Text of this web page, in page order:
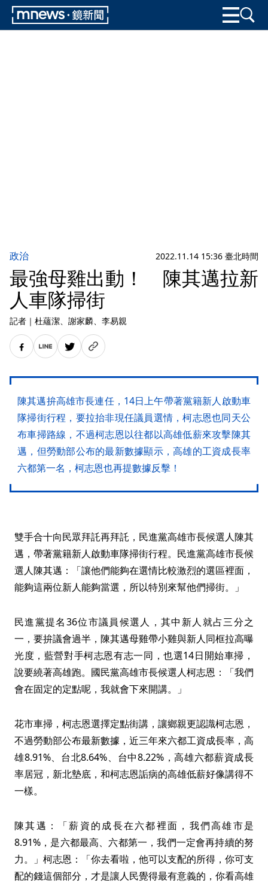
政治 2022.11.14 15:36 臺北時間
最強母雞出動！ 陳其邁拉新
人車隊掃街
記者 ｜ 杜蘊潔、謝家麟、李易親
陳其邁拚高雄市長連任，14日上午帶著黨籍新人啟動車
隊掃街行程，要拉抬非現任議員選情，柯志恩也同天公
布車掃路線，不過柯志恩以往都以高雄低薪來攻擊陳其
邁，但勞動部公布的最新數據顯示，高雄的工資成長率
六都第一名，柯志恩也再提數據反擊！
雙手合十向民眾拜託再拜託，民進黨高雄市長候選人陳其
邁，帶著黨籍新人啟動車隊掃街行程。民進黨高雄市長候
選人陳其邁：「讓他們能夠在選情比較激烈的選區裡面，
能夠這兩位新人能夠當選，所以特別來幫他們掃街。」
民進黨提名36位市議員候選人，其中新人就占三分之
一，要拚議會過半，陳其邁母雞帶小雞與新人同框拉高曝
光度，藍營對手柯志恩有志一同，也選14日開始車掃，
說要繞著高雄跑。國民黨高雄市長候選人柯志恩：「我們
會在固定的定點呢，我就會下來開講。」
花市車掃，柯志恩選擇定點街講，讓鄉親更認識柯志恩，
不過勞動部公布最新數據，近三年來六都工資成長率，高
雄8.91%、台北8.64%、台中8.22%，高雄六都薪資成長
率居冠，新北墊底，和柯志恩詬病的高雄低薪好像講得不
一樣。
陳其邁：「薪資的成長在六都裡面，我們高雄市是
8.91%，是六都最高、六都第一，我們一定會再持續的努
力。」柯志恩：「你去看啦，他可以支配的所得，你可支
配的錢這個部分，才是讓人民覺得最有意義的，你看高雄